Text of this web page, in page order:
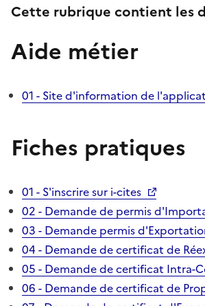
Cette rubrique contient les
Aide métier
01 - Site d'information de
Fiches pratiques
01 - S'inscrire sur i-cites
02 - Demande de permis
03 - Demande permis
04 - Demande de certificat de
05 - Demande de certificat Intra-
06 - Demande de certificat de